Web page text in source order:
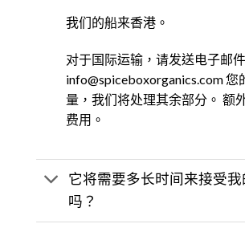
我们的船来香港。
对于国际运输，请发送电子邮
info@spiceboxorganics.com 您
量，我们将处理其余部分。 额
费用。
它将需要多长时间来接受我
吗？